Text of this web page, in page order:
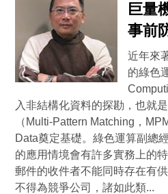
巨量
事前
近年來
的綠色
入非結構化資料的探勘，也就
（Multi-Pattern Matching，
Data奠定基礎。綠色運算副總
的應用情境會有許多實務上的
郵件的收件者不能同時存在有
不得為競爭公司，諸如此類...